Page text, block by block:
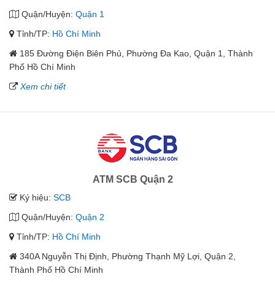
Quận/Huyện: Quận 1
Tỉnh/TP: Hồ Chí Minh
185 Đường Điện Biên Phủ, Phường Đa Kao, Quận 1, Thành
Phố Hồ Chí Minh
Xem chi tiết
ATM SCB Quận 2
Ký hiệu: SCB
Quận/Huyện: Quận 2
Tỉnh/TP: Hồ Chí Minh
340A Nguyễn Thị Định, Phường Thạnh Mỹ Lợi, Quận 2,
Thành Phố Hồ Chí Minh